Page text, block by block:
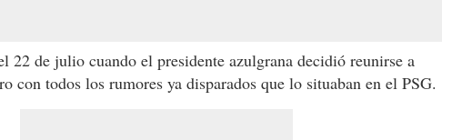
22 de julio cuando el presidente azulgrana decidió reunirse a
con todos los rumores ya disparados que lo situaban en el PSG.